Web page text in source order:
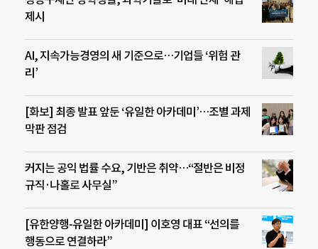
제시
AI, 지속가능경영의 새 기준으로…기업들 ‘위험 관
리’
[화보] 최종 발표 앞둔 ‘유일한 아카데미’…조별 과제
막판 점검
커지는 공익 법률 수요, 기반은 취약…“절반은 비정
규직·나홀로 사무실”
[유한양행-유일한 아카데미] 이호영 대표 “선의를
행동으로 연결하라”